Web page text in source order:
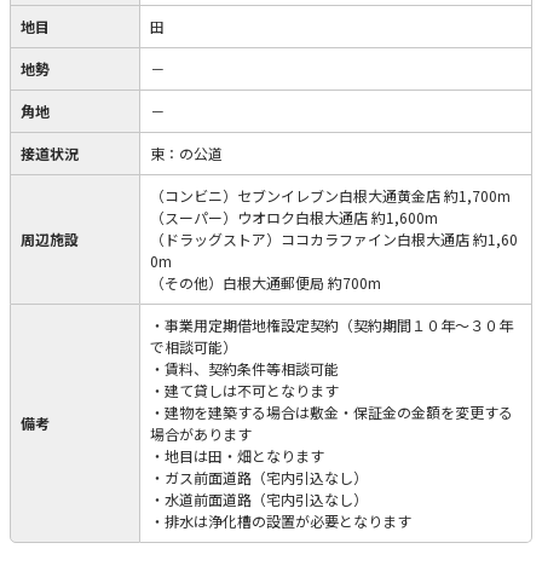
地目 田
地勢 －
角地 －
接道状況 東：の公道
周辺施設
（コンビニ）セブンイレブン白根大通黄金店 約1,700m
（スーパー）ウオロク白根大通店 約1,600m
（ドラッグストア）ココカラファイン白根大通店 約1,60
0m
（その他）白根大通郵便局 約700m
備考
・事業用定期借地権設定契約（契約期間１０年～３０年
で相談可能）
・賃料、契約条件等相談可能
・建て貸しは不可となります
・建物を建築する場合は敷金・保証金の金額を変更する
場合があります
・地目は田・畑となります
・ガス前面道路（宅内引込なし）
・水道前面道路（宅内引込なし）
・排水は浄化槽の設置が必要となります